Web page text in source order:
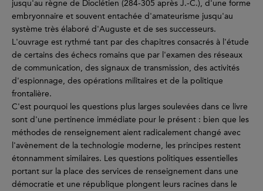
jusqu'au règne de Dioclétien (284-305 après J.-C.), d'une forme
embryonnaire et souvent entachée d'amateurisme jusqu'au
système très élaboré d'Auguste et de ses successeurs.
L'ouvrage est rythmé tant par des chapitres consacrés à l'étude
de certains des échecs romains que par l'examen des réseaux
de communication, des signaux de transmission, des activités
d'espionnage, des opérations militaires et de la politique
frontalière.
C'est pourquoi les questions plus larges soulevées dans ce livre
sont d'une pertinence immédiate pour le présent : bien que les
méthodes de renseignement aient radicalement changé avec
l'avènement de la technologie moderne, les principes restent
étonnamment similaires. Les questions politiques essentielles
portant sur la place des services de renseignement dans une
démocratie et une république plongent leurs racines dans le